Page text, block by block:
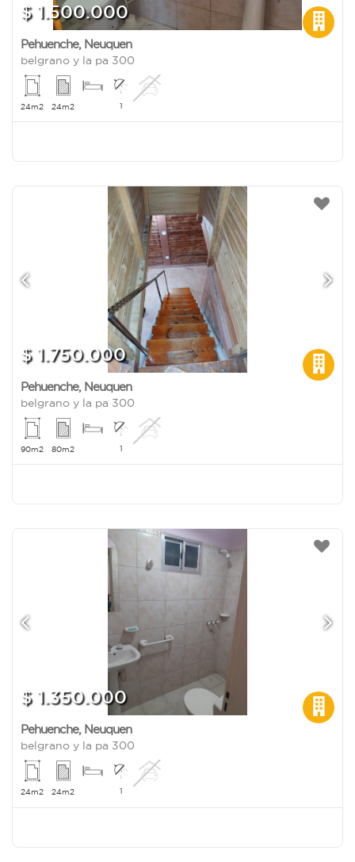
$ 1.500.000
Pehuenche, Neuquen
belgrano y la pa 300
24m2 24m2 1
$ 1.750.000
Pehuenche, Neuquen
belgrano y la pa 300
90m2 80m2 1
$ 1.350.000
Pehuenche, Neuquen
belgrano y la pa 300
24m2 24m2 1